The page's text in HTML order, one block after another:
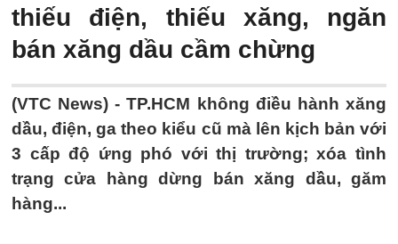
thiếu điện, thiếu xăng, ngăn
bán xăng dầu cầm chừng
(VTC News) -TP.HCM không điều hành xăng
dầu, điện, ga theo kiểu cũ mà lên kịch bản với
3 cấp độ ứng phó với thị trường; xóa tình
trạng cửa hàng dừng bán xăng dầu, găm
hàng...